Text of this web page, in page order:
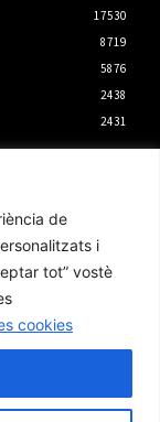
de
i
tot” vostè
cookies
17530
8719
5876
2438
2431
un
a